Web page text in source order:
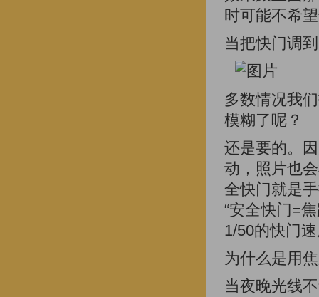
时可能不希
当把快门调
多数情况我
模糊了呢？
还是要的。
动，照片也
全快门就是
“安全快门=
1/50的快门
为什么是用
当夜晚光线